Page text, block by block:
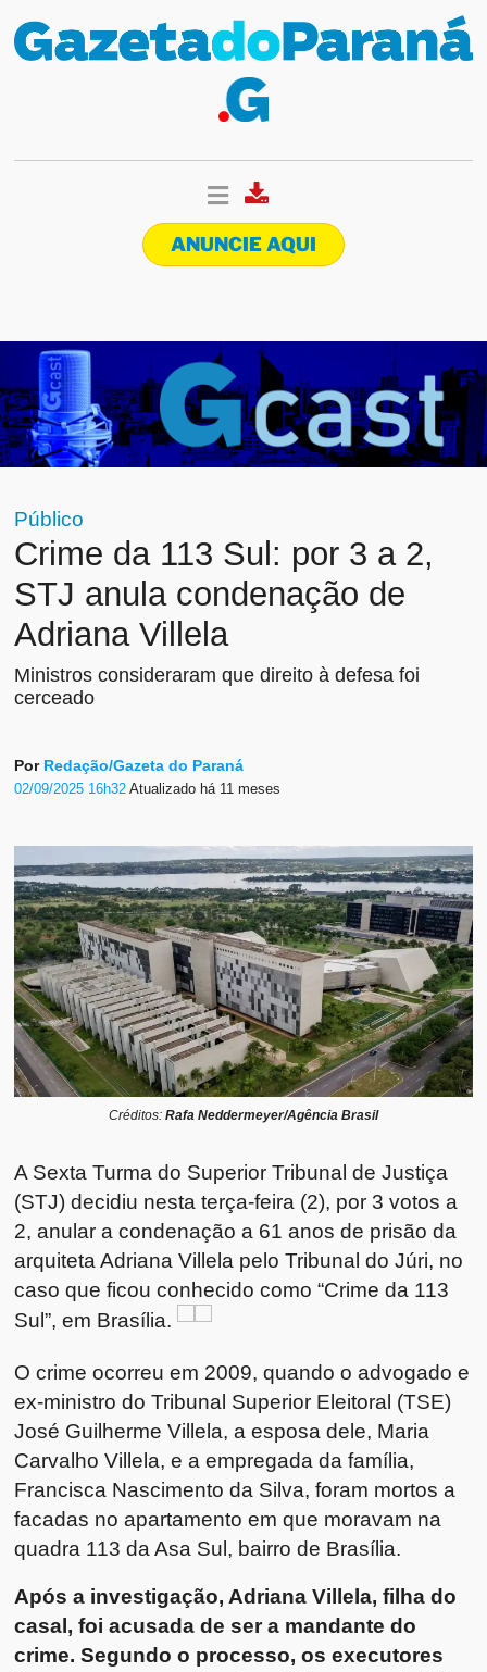
ANUNCIE AQUI
Público
Crime da 113 Sul: por 3 a 2,
STJ anula condenação de
Adriana Villela
Ministros consideraram que direito à defesa foi
cerceado
Por Redação/Gazeta do Paraná
02/09/2025 16h32Atualizado há 11 meses
Créditos: Rafa Neddermeyer/Agência Brasil
A Sexta Turma do Superior Tribunal de Justiça
(STJ) decidiu nesta terça-feira (2), por 3 votos a
2, anular a condenação a 61 anos de prisão da
arquiteta Adriana Villela pelo Tribunal do Júri, no
caso que ficou conhecido como “Crime da 113
Sul”, em Brasília.
O crime ocorreu em 2009, quando o advogado e
ex-ministro do Tribunal Superior Eleitoral (TSE)
José Guilherme Villela, a esposa dele, Maria
Carvalho Villela, e a empregada da família,
Francisca Nascimento da Silva, foram mortos a
facadas no apartamento em que moravam na
quadra 113 da Asa Sul, bairro de Brasília.
Após a investigação, Adriana Villela, filha do
casal, foi acusada de ser a mandante do
crime. Segundo o processo, os executores